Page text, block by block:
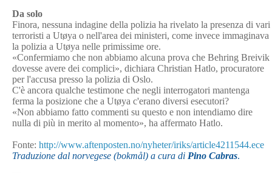
Da solo
Finora, nessuna indagine della polizia ha rivelato la presenza di vari
terroristi a Utøya o nell'area dei ministeri, come invece immaginava
la polizia a Utøya nelle primissime ore.
«Confermiamo che non abbiamo alcuna prova che Behring Breivik
dovesse avere dei complici», dichiara Christian Hatlo, procuratore
per l'accusa presso la polizia di Oslo.
C'è ancora qualche testimone che negli interrogatori mantenga
ferma la posizione che a Utøya c'erano diversi esecutori?
«Non abbiamo fatto commenti su questo e non intendiamo dire
nulla di più in merito al momento», ha affermato Hatlo.
Fonte: http://www.aftenposten.no/nyheter/iriks/article4211544.ece
Traduzione dal norvegese (bokmål) a cura di Pino Cabras.